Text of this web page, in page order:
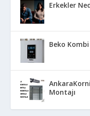
Erkekler
Beko
Montajı